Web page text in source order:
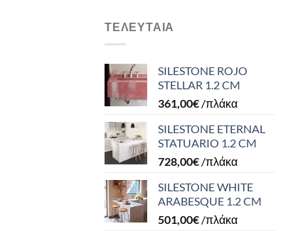
ΤΕΛΕΥΤΑΊΑ
SILESTONE ROJO
STELLAR 1.2 CM
361,00€ /πλάκα
SILESTONE ETERNAL
STATUARIO 1.2 CM
728,00€ /πλάκα
SILESTONE WHITE
ARABESQUE 1.2 CM
501,00€ /πλάκα